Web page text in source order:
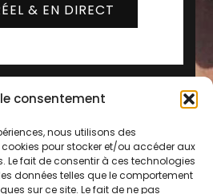
consentement
nous utilisons des
pour stocker et/ou accéder aux
Le fait de consentir à ces technologies
données telles que le comportement
sur ce site. Le fait de ne pas
& EN DIRECT